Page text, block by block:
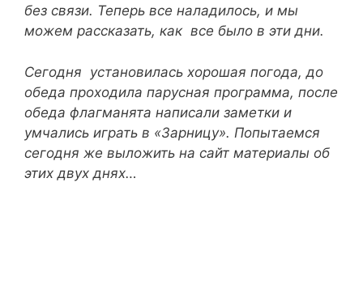
без связи. Теперь все наладилось, и мы
можем рассказать, как все было в эти дни.
Сегодня установилась хорошая погода, до
обеда проходила парусная программа, после
обеда флагманята написали заметки и
умчались играть в «Зарницу». Попытаемся
сегодня же выложить на сайт материалы об
этих двух днях…